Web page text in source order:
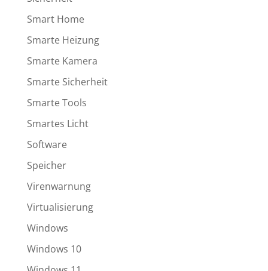
Smart Home
Smarte Heizung
Smarte Kamera
Smarte Sicherheit
Smarte Tools
Smartes Licht
Software
Speicher
Virenwarnung
Virtualisierung
Windows
Windows 10